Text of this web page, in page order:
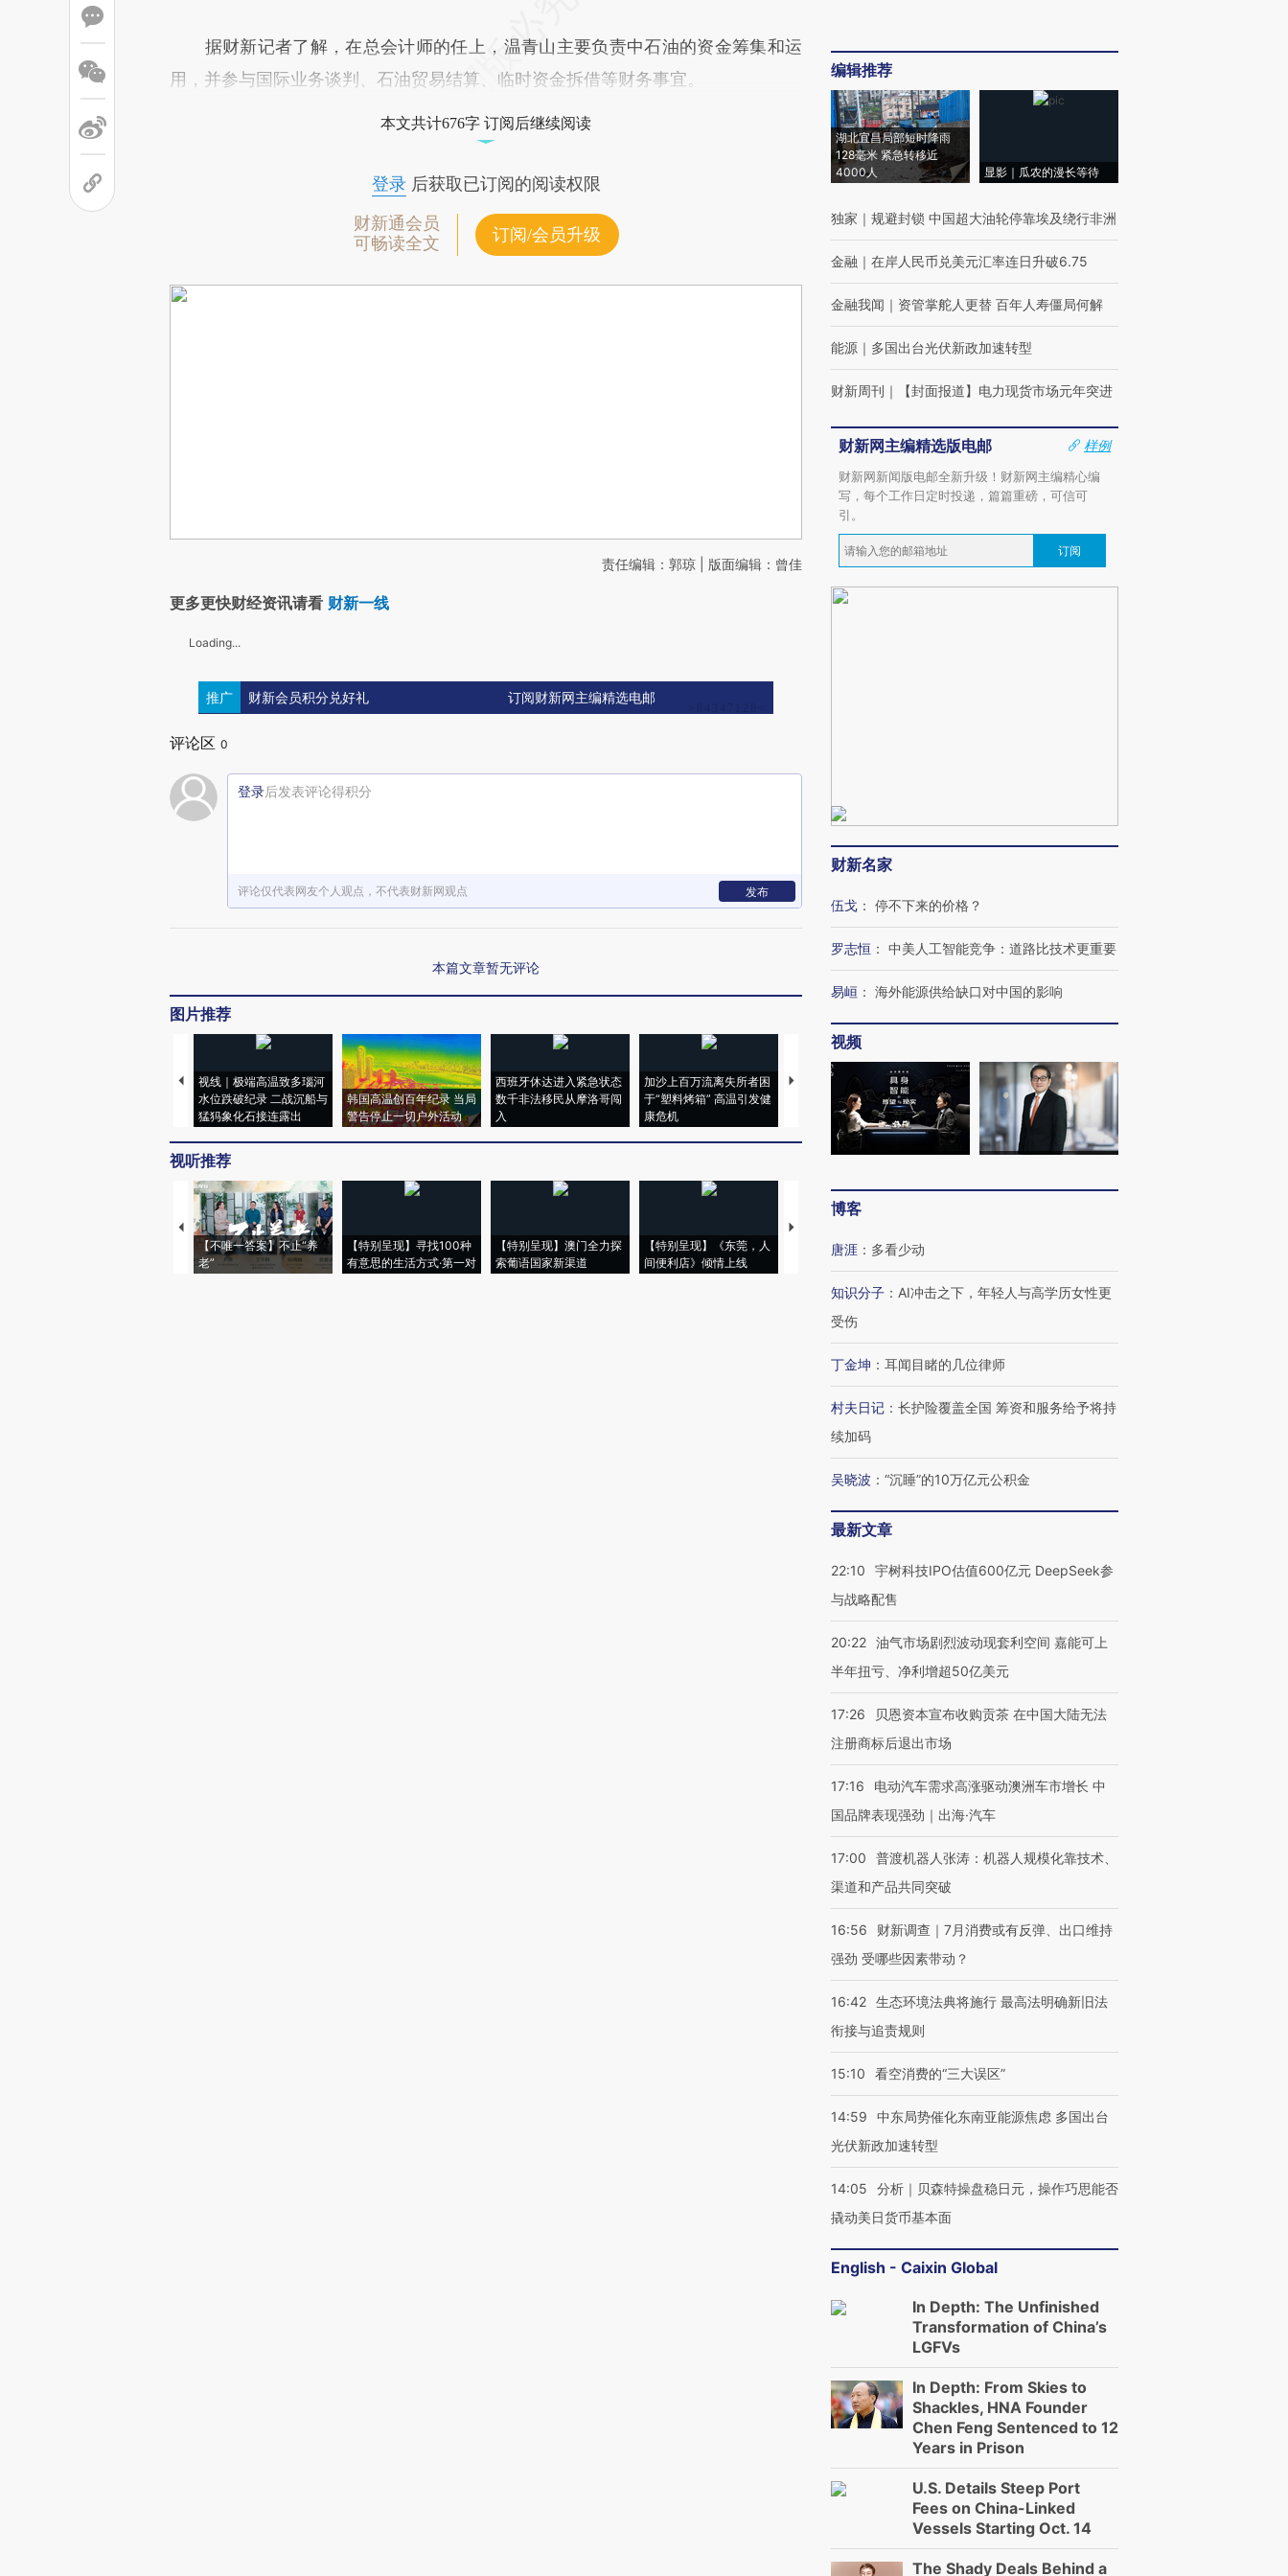
据财新记者了解，在总会计师的任上，温青山主要负责中石油的资金筹集和运
用，并参与国际业务谈判、石油贸易结算、临时资金拆借等财务事宜。
本文共计676字 订阅后继续阅读
登录后获取已订阅的阅读权限
财新通会员
可畅读全文
订阅/会员升级
责任编辑：郭琼 | 版面编辑：曾佳
更多更快财经资讯请看 财新一线
Loading...
推广 财新会员积分兑好礼 订阅财新网主编精选电邮
评论区 0
登录后发表评论得积分
评论仅代表网友个人观点，不代表财新网观点 发布
本篇文章暂无评论
图片推荐
视线｜极端高温致多瑙河
水位跌破纪录 二战沉船与
猛犸象化石接连露出
韩国高温创百年纪录 当局
警告停止一切户外活动
西班牙休达进入紧急状态
数千非法移民从摩洛哥闯
入
加沙上百万流离失所者困
于“塑料烤箱” 高温引发健
康危机
视线｜HYROX的吸金
术：是什么让中产们甘
心“花钱找虐”？
马航飞行员跨国走私7万
粒摇头丸 尿检体内含3种
毒品
视线｜被称为“蟑螂”的印
度Z世代 用街头抗争将教
育部长拱下台
视听推荐
【不唯一答案】不止“养
老”
【特别呈现】寻找100种
有意思的生活方式·第一对
【特别呈现】澳门全力探
索葡语国家新渠道
【特别呈现】《东莞，人
间便利店》倾情上线
【推广】走进第四届链博
会，让数智科技“链”接产
编辑推荐
湖北宜昌局部短时降雨
128毫米 紧急转移近
4000人
显影｜瓜农的漫长等待
独家 ｜ 规避封锁 中国超大油轮停靠埃及绕行非洲
金融 ｜ 在岸人民币兑美元汇率连日升破6.75
金融我闻 ｜ 资管掌舵人更替 百年人寿僵局何解
能源 ｜ 多国出台光伏新政加速转型
财新周刊 ｜ 【封面报道】电力现货市场元年突进
财新网主编精选版电邮
样例
财新网新闻版电邮全新升级！财新网主编精心编
写，每个工作日定时投递，篇篇重磅，可信可
引。
订阅
财新名家
伍戈 ： 停不下来的价格？
罗志恒 ： 中美人工智能竞争：道路比技术更重要
易峘 ： 海外能源供给缺口对中国的影响
视频
博客
唐涯 ： 多看少动
知识分子 ： AI冲击之下，年轻人与高学历女性更
受伤
丁金坤 ： 耳闻目睹的几位律师
村夫日记 ： 长护险覆盖全国 筹资和服务给予将持
续加码
吴晓波 ： “沉睡”的10万亿元公积金
最新文章
22:10
宇树科技IPO估值600亿元 DeepSeek参
与战略配售
20:22 油气市场剧烈波动现套利空间 嘉能可上
半年扭亏、净利增超50亿美元
17:26
贝恩资本宣布收购贡茶 在中国大陆无法
注册商标后退出市场
17:16
电动汽车需求高涨驱动澳洲车市增长 中
国品牌表现强劲｜出海·汽车
17:00
普渡机器人张涛：机器人规模化靠技术、
渠道和产品共同突破
16:56
财新调查｜7月消费或有反弹、出口维持
强劲 受哪些因素带动？
16:42 生态环境法典将施行 最高法明确新旧法
衔接与追责规则
15:10 看空消费的“三大误区”
14:59
中东局势催化东南亚能源焦虑 多国出台
光伏新政加速转型
14:05
分析｜贝森特操盘稳日元，操作巧思能否
撬动美日货币基本面
English - Caixin Global
In Depth: The Unfinished
Transformation of China’s
LGFVs
In Depth: From Skies to
Shackles, HNA Founder
Chen Feng Sentenced to 12
Years in Prison
U.S. Details Steep Port
Fees on China-Linked
Vessels Starting Oct. 14
The Shady Deals Behind a